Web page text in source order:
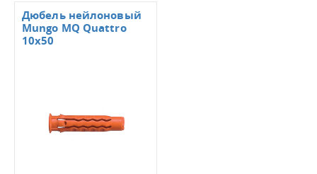
Дюбель нейлоновый
Mungo MQ Quattro
10x50